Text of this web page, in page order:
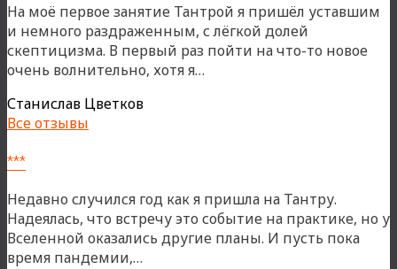
На моё первое занятие Тантрой я пришёл уставшим
и немного раздраженным, с лёгкой долей
скептицизма. В первый раз пойти на что-то новое
очень волнительно, хотя я…
Станислав Цветков
Все отзывы
***
Недавно случился год как я пришла на Тантру.
Надеялась, что встречу это событие на практике, но у
Вселенной оказались другие планы. И пусть пока
время пандемии,…